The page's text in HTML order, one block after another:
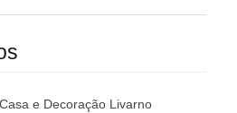
e Decoração Livarno